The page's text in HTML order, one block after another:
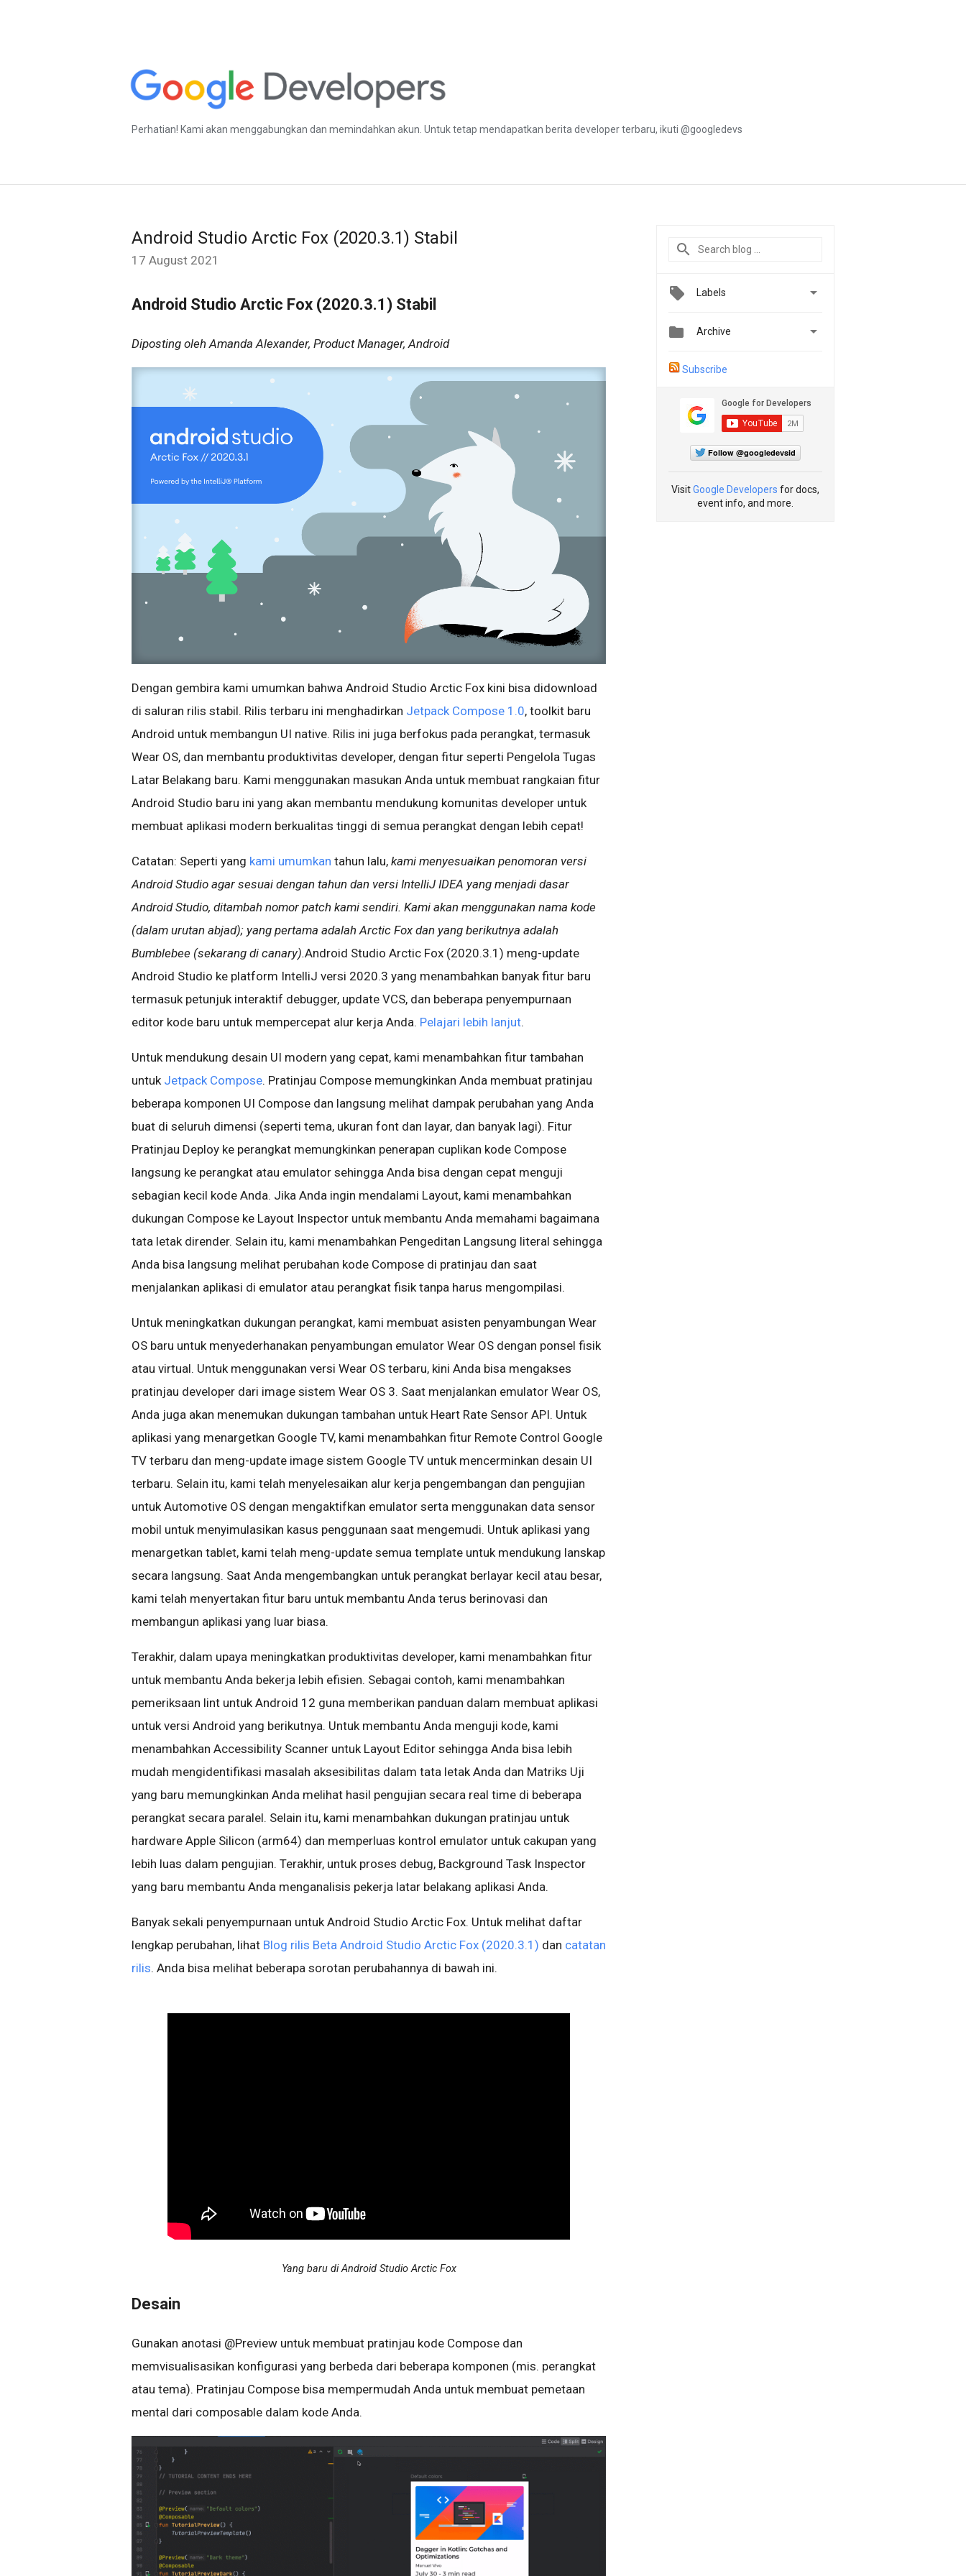
Perhatian! Kami akan menggabungkan dan memindahkan akun. Untuk tetap mendapatkan berita developer terbaru, ikuti @googledevs
Android Studio Arctic Fox (2020.3.1) Stabil
17 August 2021
Android Studio Arctic Fox (2020.3.1) Stabil
Diposting oleh Amanda Alexander, Product Manager, Android
Dengan gembira kami umumkan bahwa Android Studio Arctic Fox kini bisa didownload
di saluran rilis stabil. Rilis terbaru ini menghadirkan Jetpack Compose 1.0, toolkit baru
Android untuk membangun UI native. Rilis ini juga berfokus pada perangkat, termasuk
Wear OS, dan membantu produktivitas developer, dengan fitur seperti Pengelola Tugas
Latar Belakang baru. Kami menggunakan masukan Anda untuk membuat rangkaian fitur
Android Studio baru ini yang akan membantu mendukung komunitas developer untuk
membuat aplikasi modern berkualitas tinggi di semua perangkat dengan lebih cepat!
Catatan: Seperti yang kami umumkan tahun lalu, kami menyesuaikan penomoran versi
Android Studio agar sesuai dengan tahun dan versi IntelliJ IDEA yang menjadi dasar
Android Studio, ditambah nomor patch kami sendiri. Kami akan menggunakan nama kode
(dalam urutan abjad); yang pertama adalah Arctic Fox dan yang berikutnya adalah
Bumblebee (sekarang di canary).Android Studio Arctic Fox (2020.3.1) meng-update
Android Studio ke platform IntelliJ versi 2020.3 yang menambahkan banyak fitur baru
termasuk petunjuk interaktif debugger, update VCS, dan beberapa penyempurnaan
editor kode baru untuk mempercepat alur kerja Anda. Pelajari lebih lanjut.
Untuk mendukung desain UI modern yang cepat, kami menambahkan fitur tambahan
untuk Jetpack Compose. Pratinjau Compose memungkinkan Anda membuat pratinjau
beberapa komponen UI Compose dan langsung melihat dampak perubahan yang Anda
buat di seluruh dimensi (seperti tema, ukuran font dan layar, dan banyak lagi). Fitur
Pratinjau Deploy ke perangkat memungkinkan penerapan cuplikan kode Compose
langsung ke perangkat atau emulator sehingga Anda bisa dengan cepat menguji
sebagian kecil kode Anda. Jika Anda ingin mendalami Layout, kami menambahkan
dukungan Compose ke Layout Inspector untuk membantu Anda memahami bagaimana
tata letak dirender. Selain itu, kami menambahkan Pengeditan Langsung literal sehingga
Anda bisa langsung melihat perubahan kode Compose di pratinjau dan saat
menjalankan aplikasi di emulator atau perangkat fisik tanpa harus mengompilasi.
Untuk meningkatkan dukungan perangkat, kami membuat asisten penyambungan Wear
OS baru untuk menyederhanakan penyambungan emulator Wear OS dengan ponsel fisik
atau virtual. Untuk menggunakan versi Wear OS terbaru, kini Anda bisa mengakses
pratinjau developer dari image sistem Wear OS 3. Saat menjalankan emulator Wear OS,
Anda juga akan menemukan dukungan tambahan untuk Heart Rate Sensor API. Untuk
aplikasi yang menargetkan Google TV, kami menambahkan fitur Remote Control Google
TV terbaru dan meng-update image sistem Google TV untuk mencerminkan desain UI
terbaru. Selain itu, kami telah menyelesaikan alur kerja pengembangan dan pengujian
untuk Automotive OS dengan mengaktifkan emulator serta menggunakan data sensor
mobil untuk menyimulasikan kasus penggunaan saat mengemudi. Untuk aplikasi yang
menargetkan tablet, kami telah meng-update semua template untuk mendukung lanskap
secara langsung. Saat Anda mengembangkan untuk perangkat berlayar kecil atau besar,
kami telah menyertakan fitur baru untuk membantu Anda terus berinovasi dan
membangun aplikasi yang luar biasa.
Terakhir, dalam upaya meningkatkan produktivitas developer, kami menambahkan fitur
untuk membantu Anda bekerja lebih efisien. Sebagai contoh, kami menambahkan
pemeriksaan lint untuk Android 12 guna memberikan panduan dalam membuat aplikasi
untuk versi Android yang berikutnya. Untuk membantu Anda menguji kode, kami
menambahkan Accessibility Scanner untuk Layout Editor sehingga Anda bisa lebih
mudah mengidentifikasi masalah aksesibilitas dalam tata letak Anda dan Matriks Uji
yang baru memungkinkan Anda melihat hasil pengujian secara real time di beberapa
perangkat secara paralel. Selain itu, kami menambahkan dukungan pratinjau untuk
hardware Apple Silicon (arm64) dan memperluas kontrol emulator untuk cakupan yang
lebih luas dalam pengujian. Terakhir, untuk proses debug, Background Task Inspector
yang baru membantu Anda menganalisis pekerja latar belakang aplikasi Anda.
Banyak sekali penyempurnaan untuk Android Studio Arctic Fox. Untuk melihat daftar
lengkap perubahan, lihat Blog rilis Beta Android Studio Arctic Fox (2020.3.1) dan catatan
rilis. Anda bisa melihat beberapa sorotan perubahannya di bawah ini.
Yang baru di Android Studio Arctic Fox
Desain
Gunakan anotasi @Preview untuk membuat pratinjau kode Compose dan
memvisualisasikan konfigurasi yang berbeda dari beberapa komponen (mis. perangkat
atau tema). Pratinjau Compose bisa mempermudah Anda untuk membuat pemetaan
mental dari composable dalam kode Anda.
Labels 
 Archive 
Subscribe
Follow @googledevsid
VisitGoogle Developers for docs,
event info, and more.